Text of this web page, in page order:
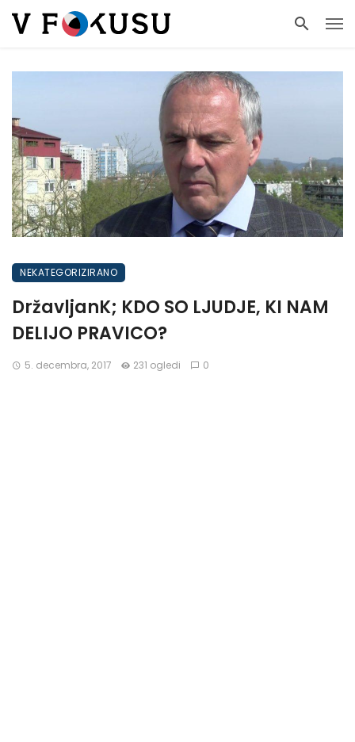
NEKATEGORIZIRANO
DržavljanK; KDO SO LJUDJE, KI NAM
DELIJO PRAVICO?
5. decembra, 2017 231 ogledi 0